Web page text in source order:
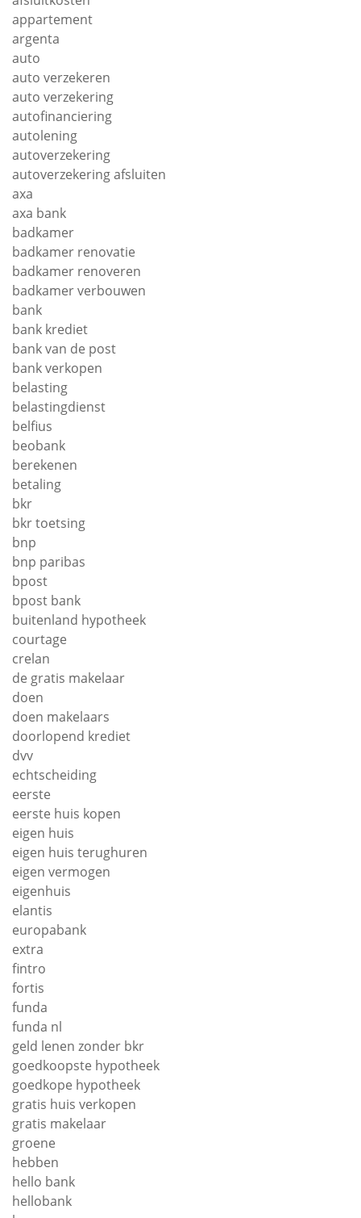
appartement
argenta
auto
auto verzekeren
auto verzekering
autofinanciering
autolening
autoverzekering
autoverzekering afsluiten
axa
axa bank
badkamer
badkamer renovatie
badkamer renoveren
badkamer verbouwen
bank
bank krediet
bank van de post
bank verkopen
belasting
belastingdienst
belfius
beobank
berekenen
betaling
bkr
bkr toetsing
bnp
bnp paribas
bpost
bpost bank
buitenland hypotheek
courtage
crelan
de gratis makelaar
doen
doen makelaars
doorlopend krediet
dvv
echtscheiding
eerste
eerste huis kopen
eigen huis
eigen huis terughuren
eigen vermogen
eigenhuis
elantis
europabank
extra
fintro
fortis
funda
funda nl
geld lenen zonder bkr
goedkoopste hypotheek
goedkope hypotheek
gratis huis verkopen
gratis makelaar
groene
hebben
hello bank
hellobank